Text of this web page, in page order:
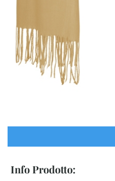
Info Prodotto: